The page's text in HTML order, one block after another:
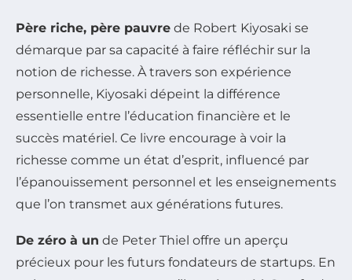
Père riche, père pauvre de Robert Kiyosaki se
démarque par sa capacité à faire réfléchir sur la
notion de richesse. À travers son expérience
personnelle, Kiyosaki dépeint la différence
essentielle entre l’éducation financière et le
succès matériel. Ce livre encourage à voir la
richesse comme un état d’esprit, influencé par
l’épanouissement personnel et les enseignements
que l’on transmet aux générations futures.
De zéro à un de Peter Thiel offre un aperçu
précieux pour les futurs fondateurs de startups. En